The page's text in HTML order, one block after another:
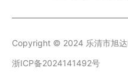
Copyright © 2024 乐清市旭达
浙ICP备2024141492号